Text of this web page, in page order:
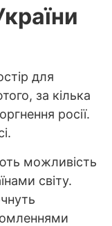
для
за кілька
росії.
можливість
світу.